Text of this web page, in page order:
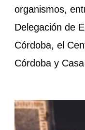
organismos,
Delegación de
Córdoba, el
Córdoba y